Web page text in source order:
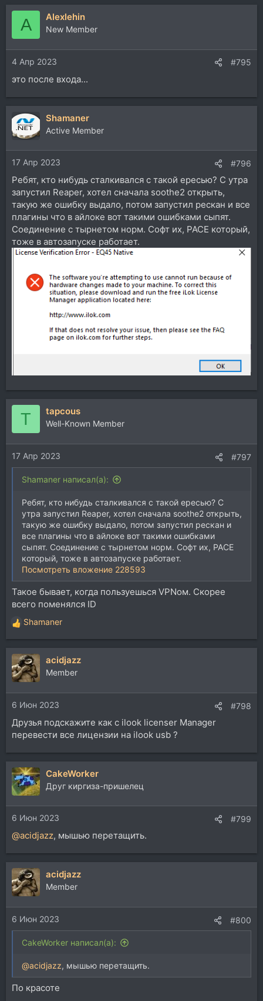
A Alexlehin
New Member
4 Апр 2023 #795
это после входа...
Shamaner
Active Member
17 Апр 2023 #796
Ребят, кто нибудь сталкивался с такой ересью? С утра
запустил Reaper, хотел сначала soothe2 открыть,
такую же ошибку выдало, потом запустил рескан и все
плагины что в айлоке вот такими ошибками сыпят.
Соединение с тырнетом норм. Софт их, PACE который,
тоже в автозапуске работает.
T tapcous
Well-Known Member
17 Апр 2023 #797
Shamaner написал(а):
Ребят, кто нибудь сталкивался с такой ересью? С
утра запустил Reaper, хотел сначала soothe2 открыть,
такую же ошибку выдало, потом запустил рескан и
все плагины что в айлоке вот такими ошибками
сыпят. Соединение с тырнетом норм. Софт их, PACE
который, тоже в автозапуске работает.
Посмотреть вложение 228593
Такое бывает, когда пользуешься VPNом. Скорее
всего поменялся ID
Р
е
а
ц
и
и
:
Shamaner
acidjazz
Member
6 Июн 2023 #798
Друзья подскажите как с ilook licenser Manager
перевести все лицензии на ilook usb ?
CakeWorker
Друг киргиза-пришелец
6 Июн 2023 #799
@acidjazz, мышью перетащить.
acidjazz
Member
6 Июн 2023 #800
CakeWorker написал(а):
@acidjazz, мышью перетащить.
По красоте